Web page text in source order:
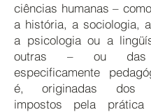
ciências humanas –
a história, a sociologia,
a psicologia ou a
outras – ou das
especificamente
é, originadas dos
impostos pela prática